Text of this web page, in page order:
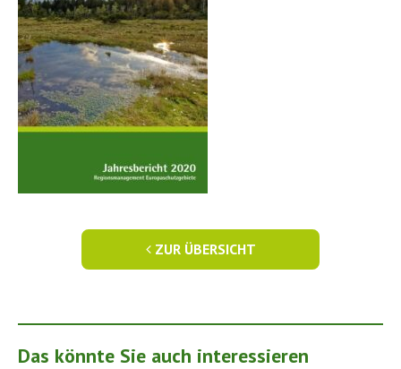
ZUR ÜBERSICHT
Das könnte Sie auch interessieren